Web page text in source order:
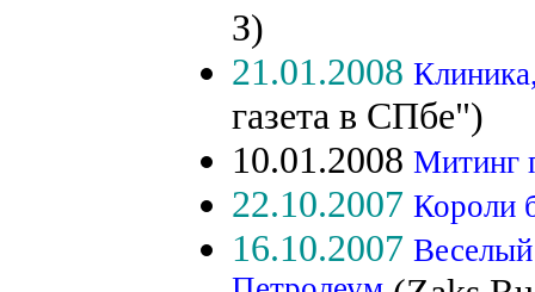
З)
21.01.2008
газета в СПбе")
10.01.2008 Митинг
22.10.2007 Короли
16.10.2007